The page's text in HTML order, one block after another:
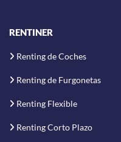
RENTINER
Renting de Coches
Renting de Furgonetas
Renting Flexible
Renting Corto Plazo